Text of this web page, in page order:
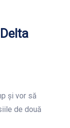
și vor să
de două